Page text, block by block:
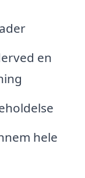
en
hele